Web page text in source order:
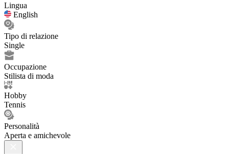
Lingua
English
Tipo di relazione
Single
Occupazione
Stilista di moda
Hobby
Tennis
Personalità
Aperta e amichevole